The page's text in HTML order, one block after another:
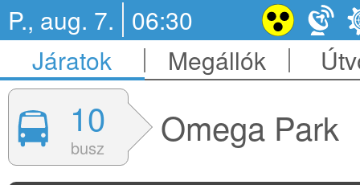
P., aug. 7. 06:30
Járatok
Megállók
10
busz Omega Park